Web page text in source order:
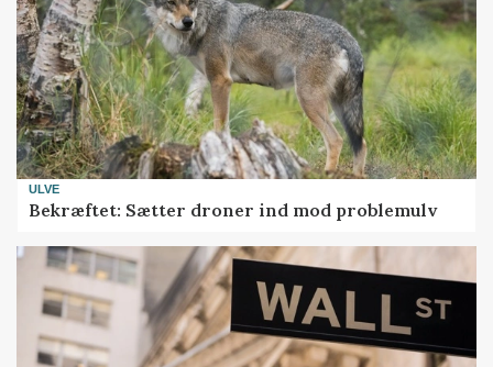
ULVE
Bekræftet: Sætter droner ind mod problemulv